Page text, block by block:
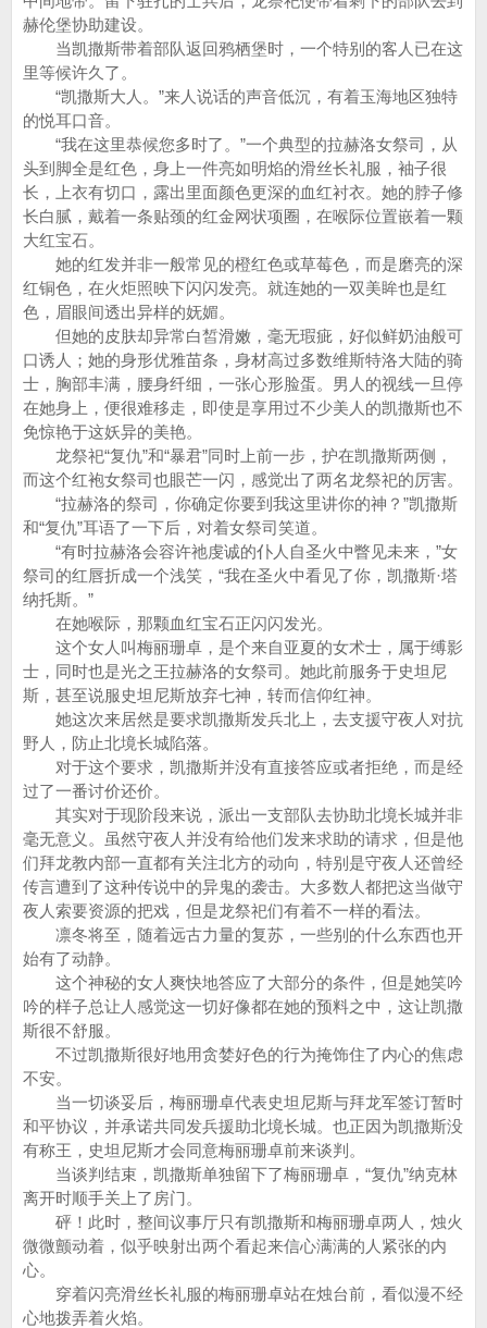
赫伦堡协助建设。
当凯撒斯带着部队返回鸦栖堡时，一个特别的客人已在这
里等候许久了。
“凯撒斯大人。”来人说话的声音低沉，有着玉海地区独特
的悦耳口音。
“我在这里恭候您多时了。”一个典型的拉赫洛女祭司，从
头到脚全是红色，身上一件亮如明焰的滑丝长礼服，袖子很
长，上衣有切口，露出里面颜色更深的血红衬衣。她的脖子修
长白腻，戴着一条贴颈的红金网状项圈，在喉际位置嵌着一颗
大红宝石。
她的红发并非一般常见的橙红色或草莓色，而是磨亮的深
红铜色，在火炬照映下闪闪发亮。就连她的一双美眸也是红
色，眉眼间透出异样的妩媚。
但她的皮肤却异常白皙滑嫩，毫无瑕疵，好似鲜奶油般可
口诱人；她的身形优雅苗条，身材高过多数维斯特洛大陆的骑
士，胸部丰满，腰身纤细，一张心形脸蛋。男人的视线一旦停
在她身上，便很难移走，即使是享用过不少美人的凯撒斯也不
免惊艳于这妖异的美艳。
龙祭祀“复仇”和“暴君”同时上前一步，护在凯撒斯两侧，
而这个红袍女祭司也眼芒一闪，感觉出了两名龙祭祀的厉害。
“拉赫洛的祭司，你确定你要到我这里讲你的神？”凯撒斯
和“复仇”耳语了一下后，对着女祭司笑道。
“有时拉赫洛会容许祂虔诚的仆人自圣火中瞥见未来，”女
祭司的红唇折成一个浅笑，“我在圣火中看见了你，凯撒斯·塔
纳托斯。”
在她喉际，那颗血红宝石正闪闪发光。
这个女人叫梅丽珊卓，是个来自亚夏的女术士，属于缚影
士，同时也是光之王拉赫洛的女祭司。她此前服务于史坦尼
斯，甚至说服史坦尼斯放弃七神，转而信仰红神。
她这次来居然是要求凯撒斯发兵北上，去支援守夜人对抗
野人，防止北境长城陷落。
对于这个要求，凯撒斯并没有直接答应或者拒绝，而是经
过了一番讨价还价。
其实对于现阶段来说，派出一支部队去协助北境长城并非
毫无意义。虽然守夜人并没有给他们发来求助的请求，但是他
们拜龙教内部一直都有关注北方的动向，特别是守夜人还曾经
传言遭到了这种传说中的异鬼的袭击。大多数人都把这当做守
夜人索要资源的把戏，但是龙祭祀们有着不一样的看法。
凛冬将至，随着远古力量的复苏，一些别的什么东西也开
始有了动静。
这个神秘的女人爽快地答应了大部分的条件，但是她笑吟
吟的样子总让人感觉这一切好像都在她的预料之中，这让凯撒
斯很不舒服。
不过凯撒斯很好地用贪婪好色的行为掩饰住了内心的焦虑
不安。
当一切谈妥后，梅丽珊卓代表史坦尼斯与拜龙军签订暂时
和平协议，并承诺共同发兵援助北境长城。也正因为凯撒斯没
有称王，史坦尼斯才会同意梅丽珊卓前来谈判。
当谈判结束，凯撒斯单独留下了梅丽珊卓，“复仇”纳克林
离开时顺手关上了房门。
砰！此时，整间议事厅只有凯撒斯和梅丽珊卓两人，烛火
微微颤动着，似乎映射出两个看起来信心满满的人紧张的内
心。
穿着闪亮滑丝长礼服的梅丽珊卓站在烛台前，看似漫不经
心地拨弄着火焰。